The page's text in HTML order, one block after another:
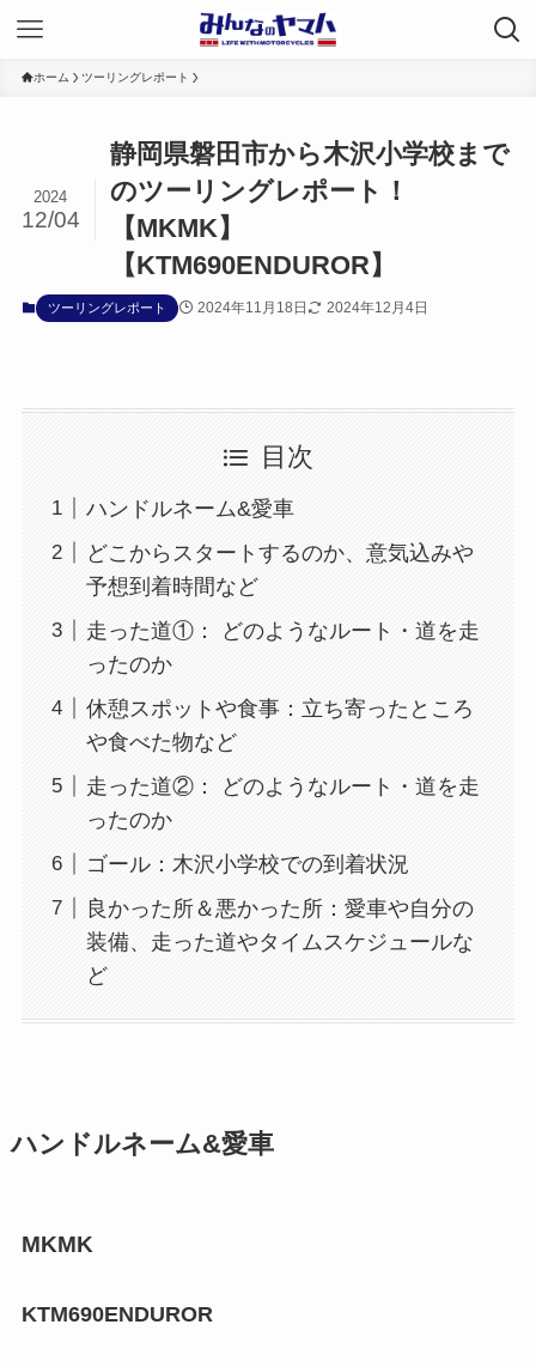
ホーム ツーリングレポート
静岡県磐田市から木沢小学校まで
のツーリングレポート！
【MKMK】
【KTM690ENDUROR】
2024
12/04
ツーリングレポート 2024年11月18日 2024年12月4日
目次
ハンドルネーム&愛車
どこからスタートするのか、意気込みや
予想到着時間など
走った道①： どのようなルート・道を走
ったのか
休憩スポットや食事：立ち寄ったところ
や食べた物など
走った道②： どのようなルート・道を走
ったのか
ゴール：木沢小学校での到着状況
良かった所＆悪かった所：愛車や自分の
装備、走った道やタイムスケジュールな
ど
ハンドルネーム&愛車
MKMK
KTM690ENDUROR